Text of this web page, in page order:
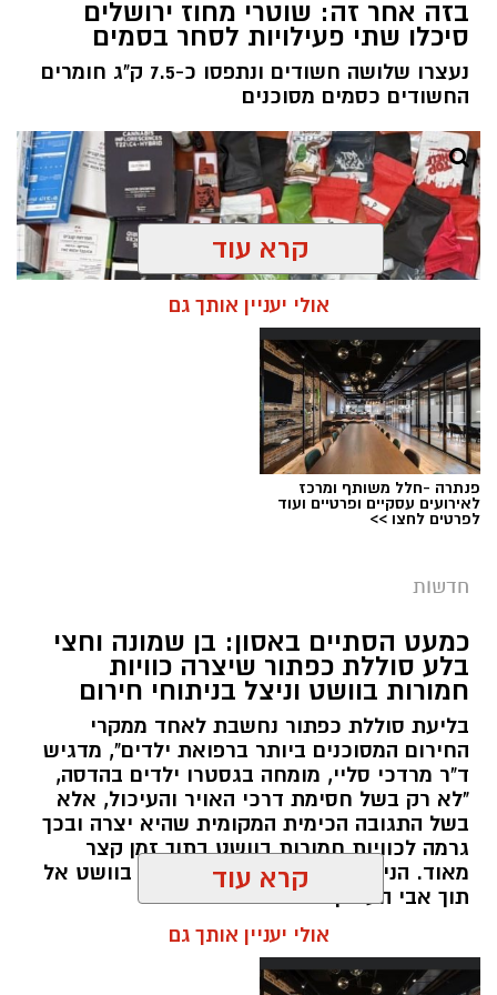
בזה אחר זה: שוטרי מחוז ירושלים
סיכלו שתי פעילויות לסחר בסמים
נעצרו שלושה חשודים ונתפסו כ-7.5 ק"ג חומרים
החשודים כסמים מסוכנים
צילום: דוברות המשטרה
מערכת ירושלים נט / 09:11 06.08.26
הסמים המסוכנים, בוצעו בימים האחרונים שתי
פעילויות ממוקדות, שהובילו למעצר של שלושה
החשודים כסמים מסוכנים, כסף מזומן ואמצעים
נוספים.
בפעילות בלשי תחנת לב הבירה שביצעו חיפוש
ע"פ צו בימ"ש, אותרו שני כלי רכב שעוררו את
חשדם של השוטרים. לאחר מעקב סמוי נעצרו שני
חשודים (27,31) תושבי העיר ירושלים. ובחיפוש בכלי
הרכב נתפסו כ-5.5 ק"ג של חומרים החשודים
כסמים מסוכנים, 15,140 ש"ח במזומן, שבעה
קרא עוד
אולי יעניין אותך גם
פנתרה -חלל משותף ומרכז
לאירועים עסקיים ופרטיים ועוד
לפרטים לחצו >>
חדשות
כמעט הסתיים באסון: בן שמונה וחצי
בלע סוללת כפתור שיצרה כוויות
חמורות בוושט וניצל בניתוחי חירום
בליעת סוללת כפתור נחשבת לאחד ממקרי
החירום המסוכנים ביותר ברפואת ילדים", מדגיש
ד"ר מרדכי סליי, מומחה בגסטרו ילדים בהדסה,
"לא רק בשל חסימת דרכי האויר והעיכול, אלא
בשל התגובה הכימית המקומית שהיא יצרה ובכך
גרמה לכוויות חמורות בוושט בתוך זמן קצר
מאוד. הניתוח הציל אותו מקרע חמור בוושט אל
תוך אבי העורקים״
קרא עוד
אולי יעניין אותך גם